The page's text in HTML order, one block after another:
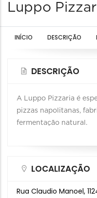
Luppo
INÍCIO DESCRIÇÃO
DESCRIÇÃO
A Luppo Pizzaria é
pizzas napolitanas,
fermentação natural.
LOCALIZAÇÃO
Rua Claudio Manoel,